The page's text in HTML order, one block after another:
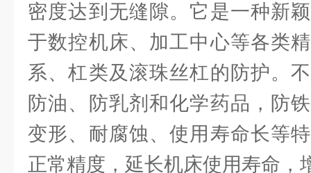
密度达到无缝隙。它是一种新
于数控机床、加工中心等各类
系、杠类及滚珠丝杠的防护。
防油、防乳剂和化学药品，防
变形、耐腐蚀、使用寿命长等
正常精度，延长机床使用寿命，